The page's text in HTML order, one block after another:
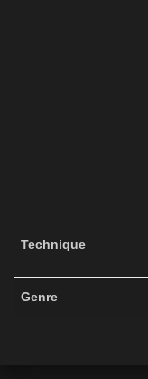
Technique
Genre